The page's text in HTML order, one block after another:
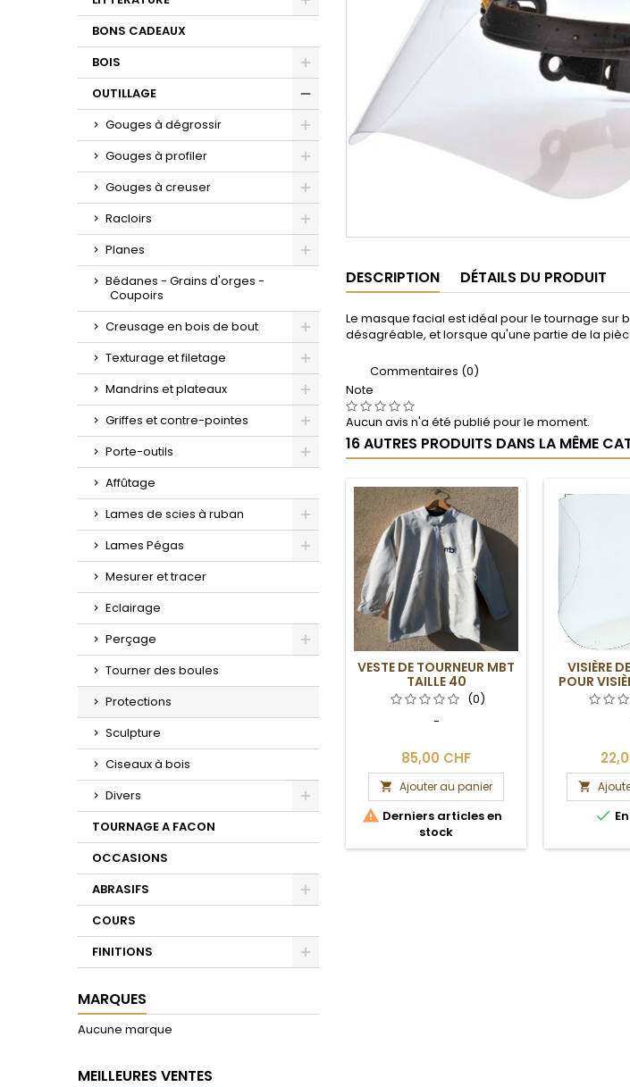
BONS CADEAUX
BOIS
Toggle
OUTILLAGE
Toggle
Gouges à dégrossir
Toggle
Gouges à profiler
Gouges à creuser
Racloirs
Toggle
Planes
Toggle
Bédanes - Grains d'orges -
Coupoirs
Creusage en bois de bout
Texturage et filetage
Toggle
Mandrins et plateaux
Toggle
Griffes et contre-pointes
Toggle
Porte-outils
Affûtage
Lames de scies à ruban
Toggle
Lames Pégas
Toggle
Mesurer et tracer
Eclairage
Perçage
Toggle
Tourner des boules
Protections
Sculpture
Ciseaux à bois
Divers
Toggle
TOURNAGE A FACON
OCCASIONS
ABRASIFS
COURS
FINITIONS
MARQUES
Aucune marque
MEILLEURES VENTES
DESCRIPTION DÉTAILS DU PRODUIT
Le masque facial est idéal pour le tournage sur
désagréable, et lorsque qu'une partie de la
Commentaires (0)
Note
Aucun avis n'a été publié pour le moment.
16 AUTRES PRODUITS DANS LA MÊME
VESTE DE TOURNEUR MBT
TAILLE 40
(0)
-
85,00 CHF
 Ajouter au panier
 Derniers articles en
stock
VISIÈRE
POUR

